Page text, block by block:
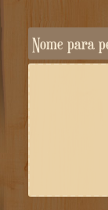
Nome para